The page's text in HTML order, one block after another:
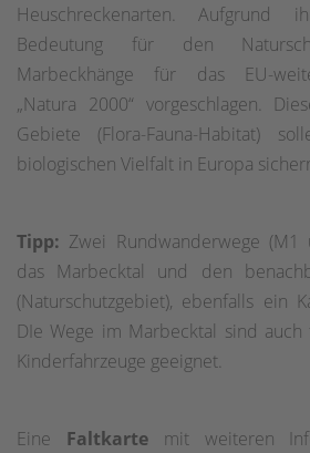
Heuschreckenarten. Aufgrund
Bedeutung für den
Marbeckhänge für das EU-
„Natura 2000“ vorgeschlagen.
Gebiete (Flora-Fauna-Habitat)
biologischen Vielfalt in Europa
Tipp: Zwei Rundwanderwege
das Marbecktal und den
(Naturschutzgebiet), ebenfalls ein
DIe Wege im Marbecktal sind
Kinderfahrzeuge geeignet.
Eine Faltkartemit weiteren